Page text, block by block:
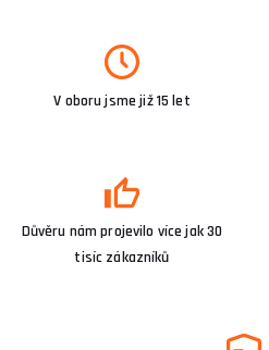
V oboru jsme již 15 let
Důvěru nám projevilo více jak 30
tisíc zákazníků